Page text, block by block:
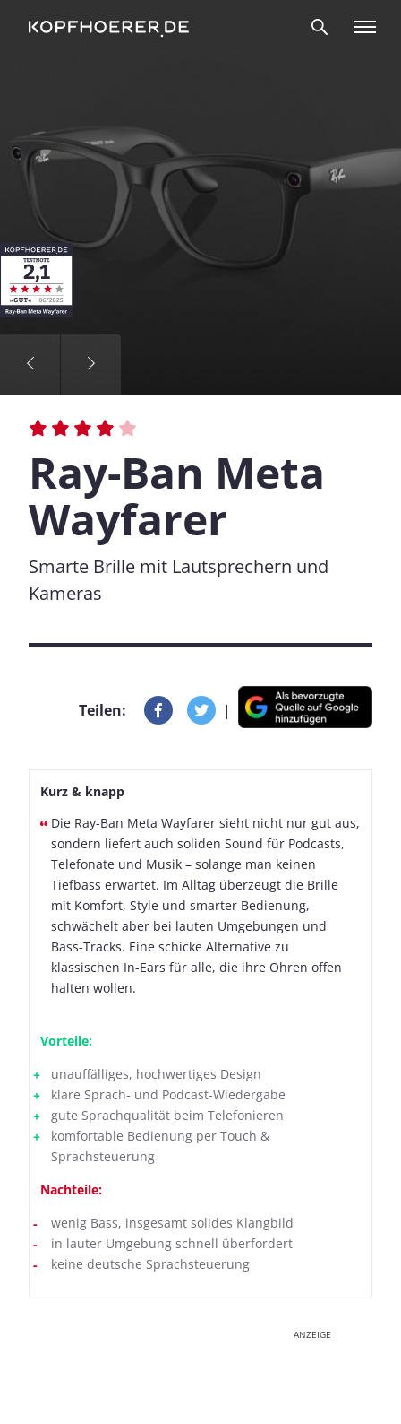
Ray-Ban Meta
Wayfarer
Smarte Brille mit Lautsprechern und
Kameras
Teilen: |
Kurz & knapp
Die Ray-Ban Meta Wayfarer sieht nicht nur gut aus,
sondern liefert auch soliden Sound für Podcasts,
Telefonate und Musik – solange man keinen
Tiefbass erwartet. Im Alltag überzeugt die Brille
mit Komfort, Style und smarter Bedienung,
schwächelt aber bei lauten Umgebungen und
Bass-Tracks. Eine schicke Alternative zu
klassischen In-Ears für alle, die ihre Ohren offen
halten wollen.
Vorteile:
unauffälliges, hochwertiges Design
klare Sprach- und Podcast-Wiedergabe
gute Sprachqualität beim Telefonieren
komfortable Bedienung per Touch &
Sprachsteuerung
Nachteile:
wenig Bass, insgesamt solides Klangbild
in lauter Umgebung schnell überfordert
keine deutsche Sprachsteuerung
ANZEIGE